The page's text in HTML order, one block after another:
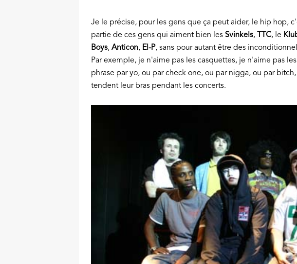
Je le précise, pour les gens que ça peut aider, le hip hop,
partie de ces gens qui aiment bien les Svinkels, TTC, le
Boys, Anticon, El-P, sans pour autant être des
Par exemple, je n'aime pas les casquettes, je n'aime pas
phrase par yo, ou par check one, ou par nigga, ou par
tendent leur bras pendant les concerts.